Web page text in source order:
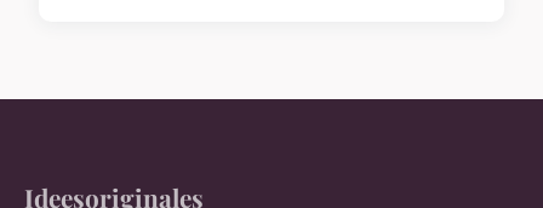
Ideesoriginales